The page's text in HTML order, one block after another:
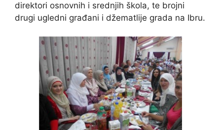
direktori osnovnih i srednjih škola, te brojni
drugi ugledni građani i džematlije grada na Ibru.